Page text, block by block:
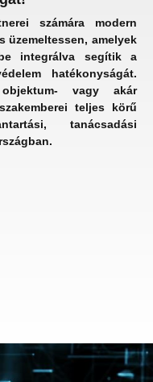
számára modern
üzemeltessen, amelyek
integrálva segítik a
hatékonyságát.
vagy akár
teljes körű
tanácsadási